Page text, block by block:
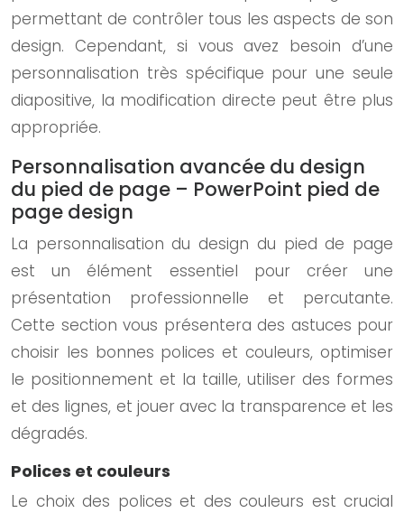
permettant de contrôler tous les aspects de son
design. Cependant, si vous avez besoin d’une
personnalisation très spécifique pour une seule
diapositive, la modification directe peut être plus
appropriée.
Personnalisation avancée du design
du pied de page – PowerPoint pied de
page design
La personnalisation du design du pied de page
est un élément essentiel pour créer une
présentation professionnelle et percutante.
Cette section vous présentera des astuces pour
choisir les bonnes polices et couleurs, optimiser
le positionnement et la taille, utiliser des formes
et des lignes, et jouer avec la transparence et les
dégradés.
Polices et couleurs
Le choix des polices et des couleurs est crucial